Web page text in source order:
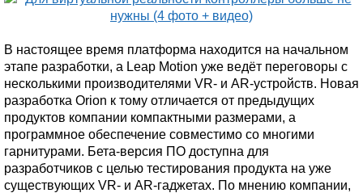
В настоящее время платформа находится на начальном
этапе разработки, а Leap Motion уже ведёт переговоры с
несколькими производителями VR- и AR-устройств. Новая
разработка Orion к тому отличается от предыдущих
продуктов компании компактными размерами, а
программное обеспечение совместимо со многими
гарнитурами. Бета-версия ПО доступна для
разработчиков с целью тестирования продукта на уже
существующих VR- и AR-гаджетах. По мнению компании,